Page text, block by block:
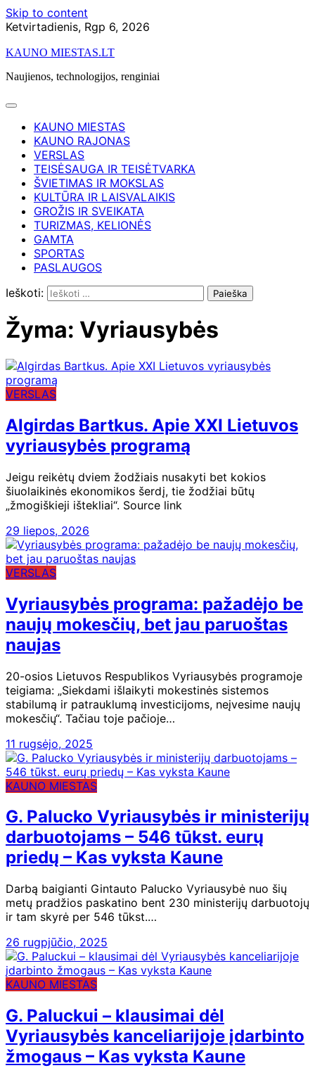
Skip to content
Ketvirtadienis, Rgp 6, 2026
KAUNO MIESTAS.LT
Naujienos, technologijos, renginiai
KAUNO MIESTAS
KAUNO RAJONAS
VERSLAS
TEISĖSAUGA IR TEISĖTVARKA
ŠVIETIMAS IR MOKSLAS
KULTŪRA IR LAISVALAIKIS
GROŽIS IR SVEIKATA
TURIZMAS, KELIONĖS
GAMTA
SPORTAS
PASLAUGOS
Ieškoti:
Žyma: Vyriausybės
VERSLAS
Algirdas Bartkus. Apie XXI Lietuvos
vyriausybės programą
Jeigu reikėtų dviem žodžiais nusakyti bet kokios
šiuolaikinės ekonomikos šerdį, tie žodžiai būtų
„žmogiškieji ištekliai“. Source link
29 liepos, 2026
VERSLAS
Vyriausybės programa: pažadėjo be
naujų mokesčių, bet jau paruoštas
naujas
20-osios Lietuvos Respublikos Vyriausybės programoje
teigiama: „Siekdami išlaikyti mokestinės sistemos
stabilumą ir patrauklumą investicijoms, neįvesime naujų
mokesčių“. Tačiau toje pačioje…
11 rugsėjo, 2025
KAUNO MIESTAS
G. Palucko Vyriausybės ir ministerijų
darbuotojams – 546 tūkst. eurų
priedų – Kas vyksta Kaune
Darbą baigianti Gintauto Palucko Vyriausybė nuo šių
metų pradžios paskatino bent 230 ministerijų darbuotojų
ir tam skyrė per 546 tūkst.…
26 rugpjūčio, 2025
KAUNO MIESTAS
G. Paluckui – klausimai dėl
Vyriausybės kanceliarijoje įdarbinto
žmogaus – Kas vyksta Kaune